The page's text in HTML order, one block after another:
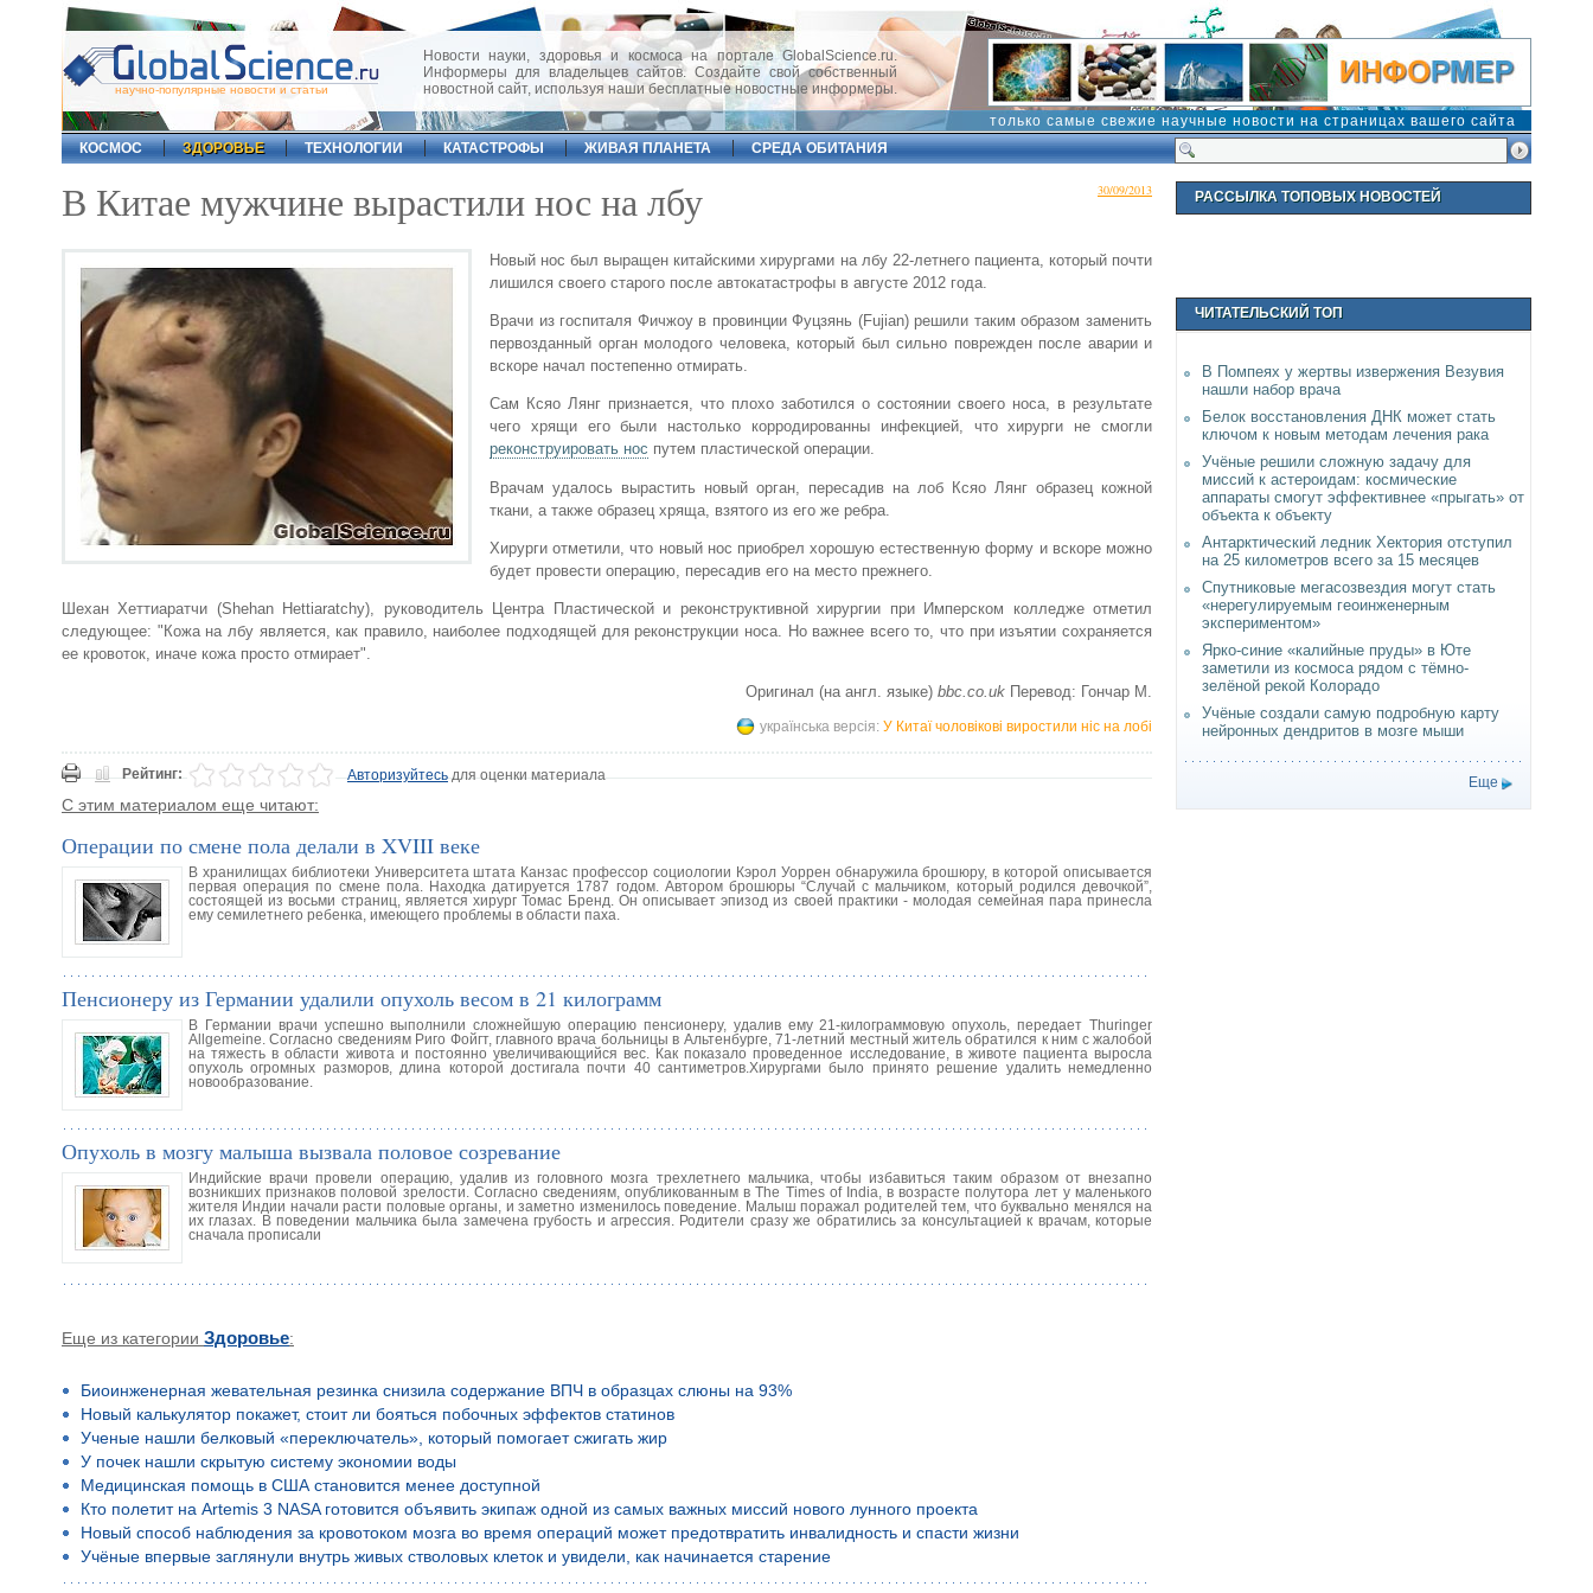
научно-популярные новости и статьи
Новости науки, здоровья и космоса на портале GlobalScience.ru.
Информеры для владельцев сайтов. Создайте свой собственный
новостной сайт, используя наши бесплатные новостные информеры.
только самые свежие научные новости на страницах вашего сайта
КОСМОС
ЗДОРОВЬЕ ТЕХНОЛОГИИ КАТАСТРОФЫ ЖИВАЯ ПЛАНЕТА СРЕДА ОБИТАНИЯ
30/09/2013
В Китае мужчине вырастили нос на лбу
Новый нос был выращен китайскими хирургами на лбу 22-летнего пациента, который почти
лишился своего старого после автокатастрофы в августе 2012 года.
Врачи из госпиталя Фичжоу в провинции Фуцзянь (Fujian) решили таким образом заменить
первозданный орган молодого человека, который был сильно поврежден после аварии и
вскоре начал постепенно отмирать.
Сам Ксяо Лянг признается, что плохо заботился о состоянии своего носа, в результате
чего хрящи его были настолько корродированны инфекцией, что хирурги не смогли
реконструировать нос путем пластической операции.
Врачам удалось вырастить новый орган, пересадив на лоб Ксяо Лянг образец кожной
ткани, а также образец хряща, взятого из его же ребра.
Хирурги отметили, что новый нос приобрел хорошую естественную форму и вскоре можно
будет провести операцию, пересадив его на место прежнего.
Шехан Хеттиаратчи (Shehan Hettiaratchy), руководитель Центра Пластической и реконструктивной хирургии при Имперском колледже отметил
следующее: "Кожа на лбу является, как правило, наиболее подходящей для реконструкции носа. Но важнее всего то, что при изъятии сохраняется
ее кровоток, иначе кожа просто отмирает".
Оригинал (на англ. языке) bbc.co.uk Перевод: Гончар М.
українська версія: У Китаї чоловікові виростили ніс на лобі
Рейтинг: Авторизуйтесьдля оценки материала
С этим материалом еще читают:
Операции по смене пола делали в XVIII веке
В хранилищах библиотеки Университета штата Канзас профессор социологии Кэрол Уоррен обнаружила брошюру, в которой описывается
первая операция по смене пола. Находка датируется 1787 годом. Автором брошюры “Случай с мальчиком, который родился девочкой”,
состоящей из восьми страниц, является хирург Томас Бренд. Он описывает эпизод из своей практики - молодая семейная пара принесла
ему семилетнего ребенка, имеющего проблемы в области паха.
Пенсионеру из Германии удалили опухоль весом в 21 килограмм
В Германии врачи успешно выполнили сложнейшую операцию пенсионеру, удалив ему 21-килограммовую опухоль, передает Thuringer
Allgemeine. Согласно сведениям Риго Фойгт, главного врача больницы в Альтенбурге, 71-летний местный житель обратился к ним с жалобой
на тяжесть в области живота и постоянно увеличивающийся вес. Как показало проведенное исследование, в животе пациента выросла
опухоль огромных разморов, длина которой достигала почти 40 сантиметров.Хирургами было принято решение удалить немедленно
новообразование.
Опухоль в мозгу малыша вызвала половое созревание
Индийские врачи провели операцию, удалив из головного мозга трехлетнего мальчика, чтобы избавиться таким образом от внезапно
возникших признаков половой зрелости. Согласно сведениям, опубликованным в The Times of India, в возрасте полутора лет у маленького
жителя Индии начали расти половые органы, и заметно изменилось поведение. Малыш поражал родителей тем, что буквально менялся на
их глазах. В поведении мальчика была замечена грубость и агрессия. Родители сразу же обратились за консультацией к врачам, которые
сначала прописали
Еще из категории Здоровье:
Биоинженерная жевательная резинка снизила содержание ВПЧ в образцах слюны на 93%
Новый калькулятор покажет, стоит ли бояться побочных эффектов статинов
Ученые нашли белковый «переключатель», который помогает сжигать жир
У почек нашли скрытую систему экономии воды
Медицинская помощь в США становится менее доступной
Кто полетит на Artemis 3 NASA готовится объявить экипаж одной из самых важных миссий нового лунного проекта
Новый способ наблюдения за кровотоком мозга во время операций может предотвратить инвалидность и спасти жизни
Учёные впервые заглянули внутрь живых стволовых клеток и увидели, как начинается старение
РАССЫЛКА ТОПОВЫХ НОВОСТЕЙ
ЧИТАТЕЛЬСКИЙ ТОП
В Помпеях у жертвы извержения Везувия
нашли набор врача
Белок восстановления ДНК может стать
ключом к новым методам лечения рака
Учёные решили сложную задачу для
миссий к астероидам: космические
аппараты смогут эффективнее «прыгать» от
объекта к объекту
Антарктический ледник Хектория отступил
на 25 километров всего за 15 месяцев
Спутниковые мегасозвездия могут стать
«нерегулируемым геоинженерным
экспериментом»
Ярко-синие «калийные пруды» в Юте
заметили из космоса рядом с тёмно-
зелёной рекой Колорадо
Учёные создали самую подробную карту
нейронных дендритов в мозге мыши
Еще